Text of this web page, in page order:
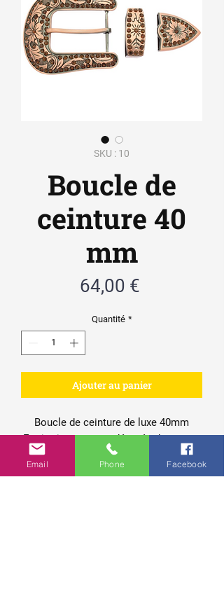
SKU : 10
Boucle de
ceinture 40
mm
64,00 €
Quantité *
Ajouter au panier
Boucle de ceinture de luxe 40mm
Equitation western décorée de strass.
Le lot contient la boucle, le passant et
le manchon de fermeture, les vis
Email Phone Facebook